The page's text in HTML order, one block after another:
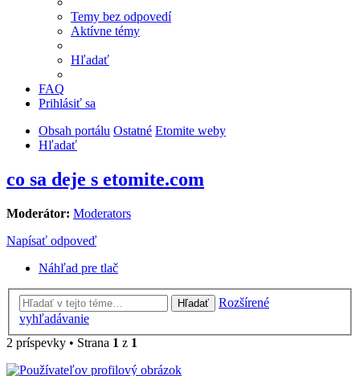
Temy bez odpovedí
Aktívne témy
Hľadať
FAQ
Prihlásiť sa
Obsah portálu Ostatné Etomite weby
Hľadať
co sa deje s etomite.com
Moderátor: Moderators
Napísať odpoveď
Náhľad pre tlač
Hľadať
Rozšírené
vyhľadávanie
2 príspevky • Strana 1 z 1